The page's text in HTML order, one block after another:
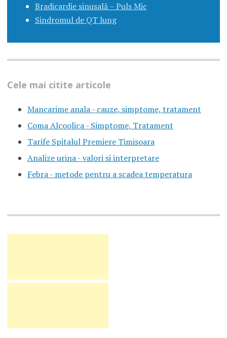
Bradicardie sinusală – Puls Mic
Sindromul de QT lung
Cele mai citite articole
Mancarime anala - cauze, simptome, tratament
Coma Alcoolica - Simptome, Tratament
Tarife Spitalul Premiere Timisoara
Analize urina - valori si interpretare
Febra - metode pentru a scadea temperatura